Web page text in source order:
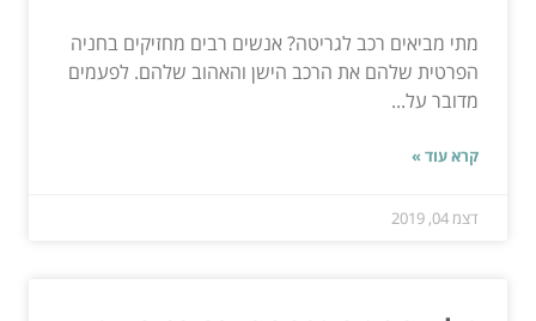
מתי מביאים רכב לגריטה? אנשים רבים מחזיקים בחניה
הפרטית שלהם את הרכב הישן והאהוב שלהם. לפעמים
מדובר על...
קרא עוד »
דצמ 04, 2019